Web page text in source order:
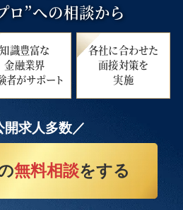
ロ”への相談から
知識豊富な
金融業界
者がサポート
各社に合わせた
面接対策を
実施
開求人多数／
無料相談をする